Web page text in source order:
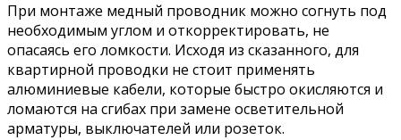
При монтаже медный проводник можно согнуть под
необходимым углом и откорректировать, не
опасаясь его ломкости. Исходя из сказанного, для
квартирной проводки не стоит применять
алюминиевые кабели, которые быстро окисляются и
ломаются на сгибах при замене осветительной
арматуры, выключателей или розеток.